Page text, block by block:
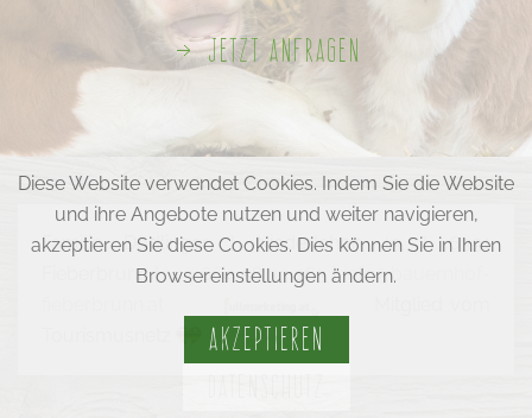
JETZT ANFRAGEN
Familie Dödlinger | Niederlehen 19 | 6391
Fieberbrunn |+43 664 58 33 163 |info@bauernhof-
Diese Website verwendet Cookies. Indem Sie die Website
und ihre Angebote nutzen und weiter navigieren,
akzeptieren Sie diese Cookies. Dies können Sie in Ihren
Browsereinstellungen ändern.
AKZEPTIEREN